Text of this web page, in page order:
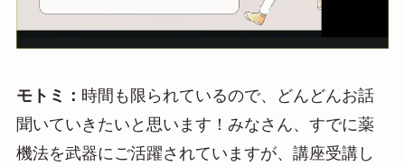
モトミ： 時間も限られているので、どんどんお話
聞いていきたいと思います！みなさん、すでに薬
機法を武器にご活躍されていますが、講座受講し